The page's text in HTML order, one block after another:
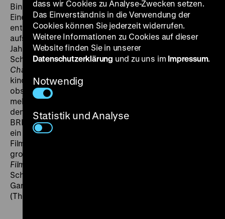
Binsenweisheiten für die Nachwelt zum Besten gibt.
Eine Texttafel zu Beginn gibt vor, dass das so
entstandene Material Archäologen der Zukunft
aufschlussreiche Erkenntnisse über das Leben im 20.
Jahrhundert gestattet. Mit überschaubaren Mitteln in
Schamonis eigenem Haus im Grunewald umgesetzt, ist
Chapeau Claque
kindlicher Freude am Sammeln und Ausstellen
obskurer Fundstücke realisierte, von einem sanft
melancholischen Grundton getragene Komödie über
den Rückzug aus dem Lauf der Geschichte. Im übrigen
BRD-Kino kennt sie ihresgleichen nicht. „Man muss
ein bisschen Geduld haben, aber dann entwickelt der
Film einen unglaublichen Charme und ein Gefühl von
großer innerer Freiheit." (Werner Sudendorf,
Filmkritik
Schauen, sollte jeder ein großes Haus, einen wilden
Garten, verschrobene Hobbys und Freizeit haben."
(Thomas Groh,
dass wir Cookies zu Analyse-Zwecken setzen.
Das Einverständnis in die Verwendung der
Cookies können Sie jederzeit widerrufen.
Weitere Informationen zu Cookies auf dieser
Website finden Sie in unserer
Datenschutzerklärung und zu uns im Impressum.
Notwendig
Statistik und Analyse